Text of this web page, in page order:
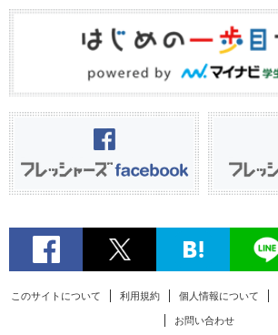
このサイトについて 利用規約 個人情報について
お問い合わせ